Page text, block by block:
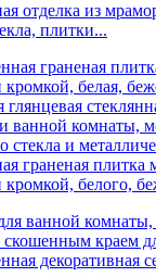
отделка из
плитки...
граненая плитка
белого,